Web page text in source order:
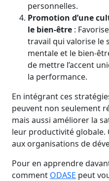
personnelles.
Promotion d’une
le bien-être :
travail qui valorise le
mentale et le bien-
de mettre l’accent
la performance.
En intégrant ces
peuvent non seulement
mais aussi améliorer la
leur productivité globale.
aux organisations de
Pour en apprendre
comment ODASE peut